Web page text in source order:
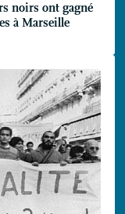
noirs ont gagné
à Marseille